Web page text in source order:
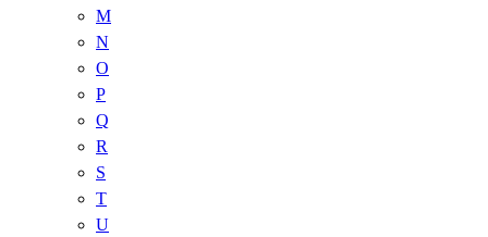
M
N
O
P
Q
R
S
T
U